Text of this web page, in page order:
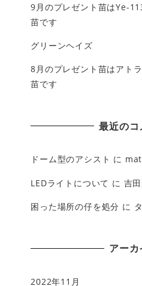
9月のプレゼント苗はYe-
苗です
グリーンヘイズ
8月のプレゼント苗はアト
苗です
最近のコ
ドーム型のアシスト に
LEDライトについて に 吉
困った場所の仔を処分 に
アー
2022年11月